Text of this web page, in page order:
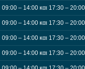
09:00 – 14:00 και 17:30 – 20:00
09:00 – 14:00 και 17:30 – 20:00
09:00 – 14:00 και 17:30 – 20:00
09:00 – 14:00 και 17:30 – 20:00